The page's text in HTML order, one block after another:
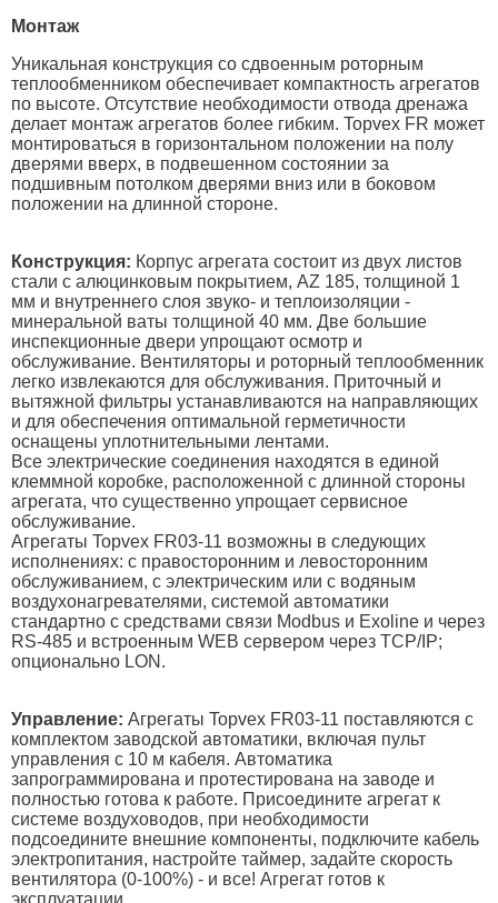
Монтаж
Уникальная конструкция со сдвоенным роторным
теплообменником обеспечивает компактность агрегатов
по высоте. Отсутствие необходимости отвода дренажа
делает монтаж агрегатов более гибким. Topvex FR может
монтироваться в горизонтальном положении на полу
дверями вверх, в подвешенном состоянии за
подшивным потолком дверями вниз или в боковом
положении на длинной стороне.
Конструкция: Корпус агрегата состоит из двух листов
стали с алюцинковым покрытием, AZ 185, толщиной 1
мм и внутреннего слоя звуко- и теплоизоляции -
минеральной ваты толщиной 40 мм. Две большие
инспекционные двери упрощают осмотр и
обслуживание. Вентиляторы и роторный теплообменник
легко извлекаются для обслуживания. Приточный и
вытяжной фильтры устанавливаются на направляющих
и для обеспечения оптимальной герметичности
оснащены уплотнительными лентами.
Все электрические соединения находятся в единой
клеммной коробке, расположенной с длинной стороны
агрегата, что существенно упрощает сервисное
обслуживание.
Агрегаты Topvex FR03-11 возможны в следующих
исполнениях: с правосторонним и левосторонним
обслуживанием, с электрическим или с водяным
воздухонагревателями, системой автоматики
стандартно с средствами связи Modbus и Exoline и через
RS-485 и встроенным WEB сервером через TCP/IP;
опционально LON.
Управление: Агрегаты Topvex FR03-11 поставляются с
комплектом заводской автоматики, включая пульт
управления с 10 м кабеля. Автоматика
запрограммирована и протестирована на заводе и
полностью готова к работе. Присоедините агрегат к
системе воздуховодов, при необходимости
подсоедините внешние компоненты, подключите кабель
электропитания, настройте таймер, задайте скорость
вентилятора (0-100%) - и все! Агрегат готов к
эксплуатации.